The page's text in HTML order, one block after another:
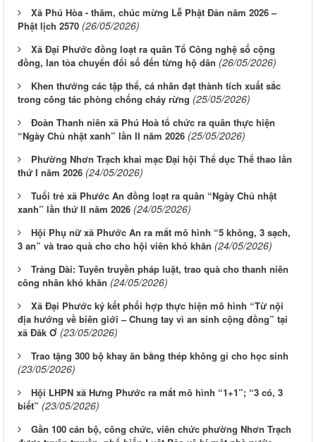
Xã Phú Hòa - thăm, chúc mừng Lễ Phật Đản năm 2026 –
Phật lịch 2570 (26/05/2026)
Xã Đại Phước đồng loạt ra quân Tổ Công nghệ số cộng
đồng, lan tỏa chuyển đổi số đến từng hộ dân (26/05/2026)
Khen thưởng các tập thể, cá nhân đạt thành tích xuất sắc
trong công tác phòng chống cháy rừng (25/05/2026)
Đoàn Thanh niên xã Phú Hoà tổ chức ra quân thực hiện
“Ngày Chủ nhật xanh” lần II năm 2026 (25/05/2026)
Phường Nhơn Trạch khai mạc Đại hội Thể dục Thể thao lần
thứ I năm 2026 (24/05/2026)
Tuổi trẻ xã Phước An đồng loạt ra quân “Ngày Chủ nhật
xanh” lần thứ II năm 2026 (24/05/2026)
Hội Phụ nữ xã Phước An ra mắt mô hình “5 không, 3 sạch,
3 an” và trao quà cho cho hội viên khó khăn (24/05/2026)
Trảng Dài: Tuyên truyền pháp luật, trao quà cho thanh niên
công nhân khó khăn (24/05/2026)
Xã Đại Phước ký kết phối hợp thực hiện mô hình “Từ nội
địa hướng về biên giới – Chung tay vì an sinh cộng đồng” tại
xã Đăk Ơ (23/05/2026)
Trao tặng 300 bộ khay ăn bằng thép không gỉ cho học sinh
(23/05/2026)
Hội LHPN xã Hưng Phước ra mắt mô hình “1+1”; “3 có, 3
biết” (23/05/2026)
Gần 100 cán bộ, công chức, viên chức phường Nhơn Trạch